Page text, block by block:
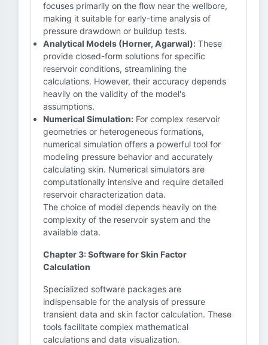
focuses primarily on the flow near the wellbore,
making it suitable for early-time analysis of
pressure drawdown or buildup tests.
Analytical Models (Horner, Agarwal): These
provide closed-form solutions for specific
reservoir conditions, streamlining the
calculations. However, their accuracy depends
heavily on the validity of the model's
assumptions.
Numerical Simulation: For complex reservoir
geometries or heterogeneous formations,
numerical simulation offers a powerful tool for
modeling pressure behavior and accurately
calculating skin. Numerical simulators are
computationally intensive and require detailed
reservoir characterization data.
The choice of model depends heavily on the
complexity of the reservoir system and the
available data.
Chapter 3: Software for Skin Factor
Calculation
Specialized software packages are
indispensable for the analysis of pressure
transient data and skin factor calculation. These
tools facilitate complex mathematical
calculations and data visualization.